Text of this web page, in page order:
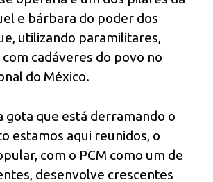
e bárbara do poder dos
utilizando paramilitares,
cadáveres do povo no
do México.
gota que está derramando o
estamos aqui reunidos, o
com o PCM como um de
desenvolve crescentes